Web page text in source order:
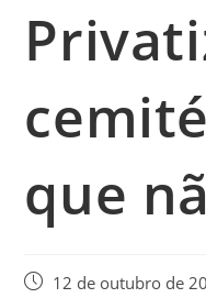
que
12 de outubro de